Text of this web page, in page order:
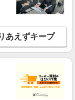
販売スタッフ
円 固定残業代:
相当） ＊基本給
円（5時間相
る場合は5,000円（2
時間外労働の有無
て支給し、相当時
佐倉市 寺崎北4
あえずキープ